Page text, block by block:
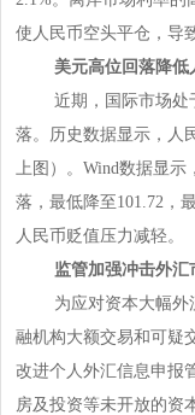
使人民币空头平仓，导
美元高位回落降低
近期，国际市场处于
落。历史数据显示，人
上图）。Wind数据显示
落，最低降至101.72，
人民币贬值压力减轻。
监管加强冲击外汇
为应对资本大幅外流
融机构大额交易和可疑
改进个人外汇信息申报
房及投资等未开放的资